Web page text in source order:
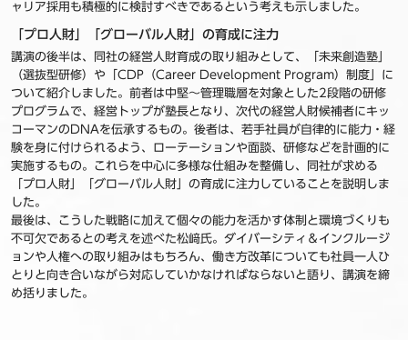
ャリア採用も積極的に検討すべきであるという考えも示しました。
「プロ人財」「グローバル人財」の育成に注力
講演の後半は、同社の経営人財育成の取り組みとして、「未来創造塾」
（選抜型研修）や「CDP（Career Development Program）制度」に
ついて紹介しました。前者は中堅～管理職層を対象とした2段階の研修
プログラムで、経営トップが塾長となり、次代の経営人財候補者にキッ
コーマンのDNAを伝承するもの。後者は、若手社員が自律的に能力・経
験を身に付けられるよう、ローテーションや面談、研修などを計画的に
実施するもの。これらを中心に多様な仕組みを整備し、同社が求める
「プロ人財」「グローバル人財」の育成に注力していることを説明しま
した。
最後は、こうした戦略に加えて個々の能力を活かす体制と環境づくりも
不可欠であるとの考えを述べた松﨑氏。ダイバーシティ＆インクルージ
ョンや人権への取り組みはもちろん、働き方改革についても社員一人ひ
とりと向き合いながら対応していかなければならないと語り、講演を締
め括りました。